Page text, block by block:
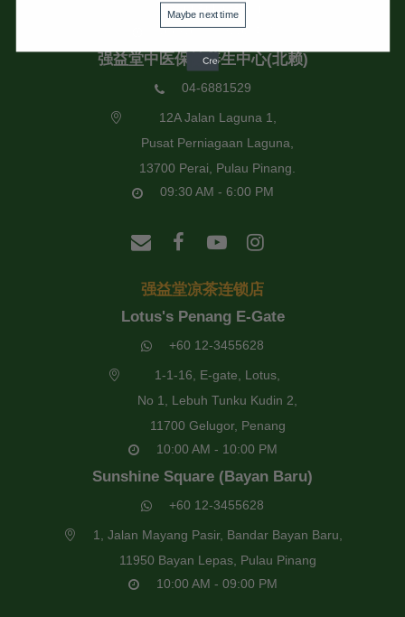
11600 Pulau Pinang.
09:30 AM - 6:00 PM
强益堂中医保健养生中心(北赖)
04-6881529
12A Jalan Laguna 1,
Pusat Perniagaan Laguna,
13700 Perai, Pulau Pinang.
09:30 AM - 6:00 PM
强益堂凉茶连锁店
Lotus's Penang E-Gate
+60 12-3455628
1-1-16, E-gate, Lotus,
No 1, Lebuh Tunku Kudin 2,
11700 Gelugor, Penang
10:00 AM - 10:00 PM
Sunshine Square (Bayan Baru)
+60 12-3455628
1, Jalan Mayang Pasir, Bandar Bayan Baru,
11950 Bayan Lepas, Pulau Pinang
10:00 AM - 09:00 PM
Maybe next time